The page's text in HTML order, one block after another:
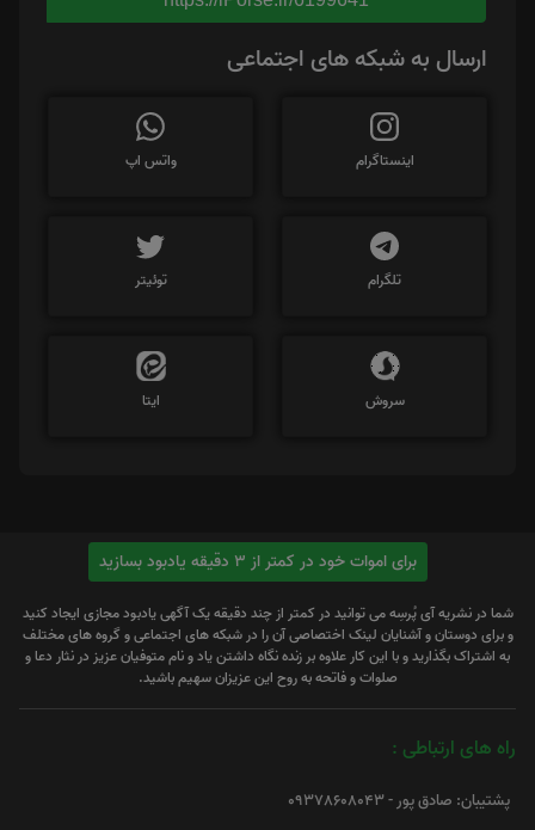
ارسال به شبکه های اجتماعی
اینستاگرام واتس اپ
تلگرام توئیتر
سروش ایتا
برای اموات خود در کمتر از 3 دقیقه یادبود بسازید
شما در نشریه آی پُرسِه می توانید در کمتر از چند دقیقه یک آگهی یادبود مجازی ایجاد کنید
و برای دوستان و آشنایان لینک اختصاصی آن را در شبکه های اجتماعی و گروه های مختلف
به اشتراک بگذارید و با این کار علاوه بر زنده نگاه داشتن یاد و نام متوفیان عزیز در نثار دعا و
صلوات و فاتحه به روح این عزیزان سهیم باشید.
راه های ارتباطی :
پشتیبان: صادق پور - 09378608043